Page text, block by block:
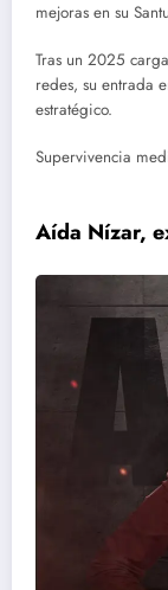
mejoras en su
Tras un 2025
redes, su entrada
estratégico.
Supervivencia
Aída Nízar,